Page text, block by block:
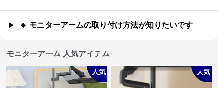
🔹 モニターアームの取り付け方法が知りたいです
モニターアーム 人気アイテム
人気 人気